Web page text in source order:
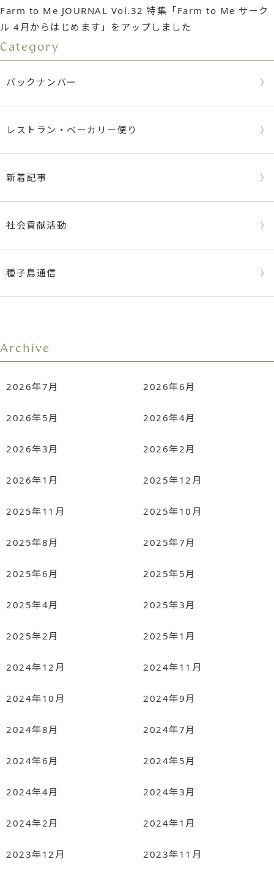
Farm to Me JOURNAL Vol.32 特集「Farm to Me サーク
ル 4月からはじめます」をアップしました
Category
バックナンバー
レストラン・ベーカリー便り
新着記事
社会貢献活動
種子島通信
Archive
2026年7月 2026年6月
2026年5月 2026年4月
2026年3月 2026年2月
2026年1月 2025年12月
2025年11月 2025年10月
2025年8月 2025年7月
2025年6月 2025年5月
2025年4月 2025年3月
2025年2月 2025年1月
2024年12月 2024年11月
2024年10月 2024年9月
2024年8月 2024年7月
2024年6月 2024年5月
2024年4月 2024年3月
2024年2月 2024年1月
2023年12月 2023年11月